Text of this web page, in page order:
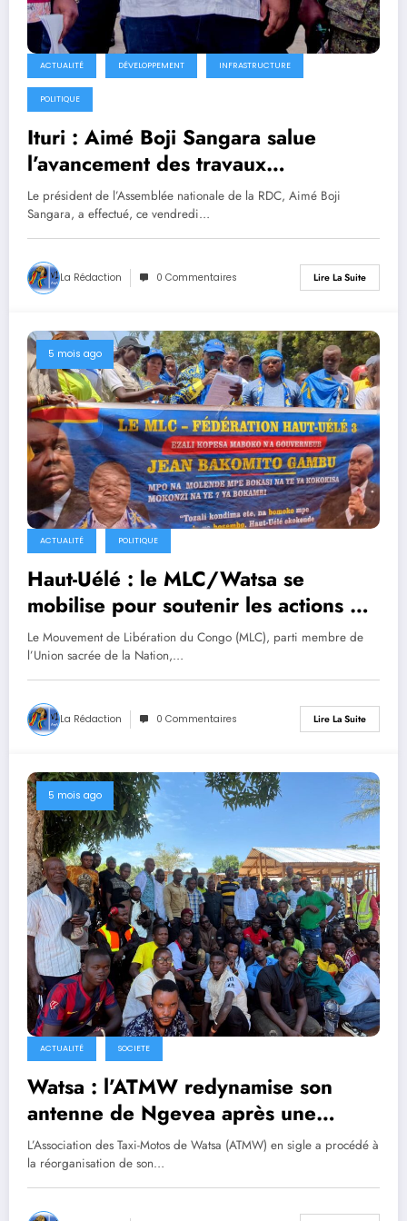
ACTUALITÉ DÉVELOPPEMENT INFRASTRUCTURE
POLITIQUE
Ituri : Aimé Boji Sangara salue
l’avancement des travaux
d’infrastructures à Bunia
Le président de l’Assemblée nationale de la RDC, Aimé Boji
Sangara, a effectué, ce vendredi…
La Rédaction 0 Commentaires Lire La Suite
5 mois ago
ACTUALITÉ POLITIQUE
Haut-Uélé : le MLC/Watsa se
mobilise pour soutenir les actions du
Gouverneur Jean Bakomito Gambu
Le Mouvement de Libération du Congo (MLC), parti membre de
l’Union sacrée de la Nation,…
La Rédaction 0 Commentaires Lire La Suite
5 mois ago
ACTUALITÉ SOCIETE
Watsa : l’ATMW redynamise son
antenne de Ngevea après une
longue crise ; son président, Trésor
Bibi Talizo insiste sur la discipline
L’Association des Taxi-Motos de Watsa (ATMW) en sigle a procédé à
la réorganisation de son…